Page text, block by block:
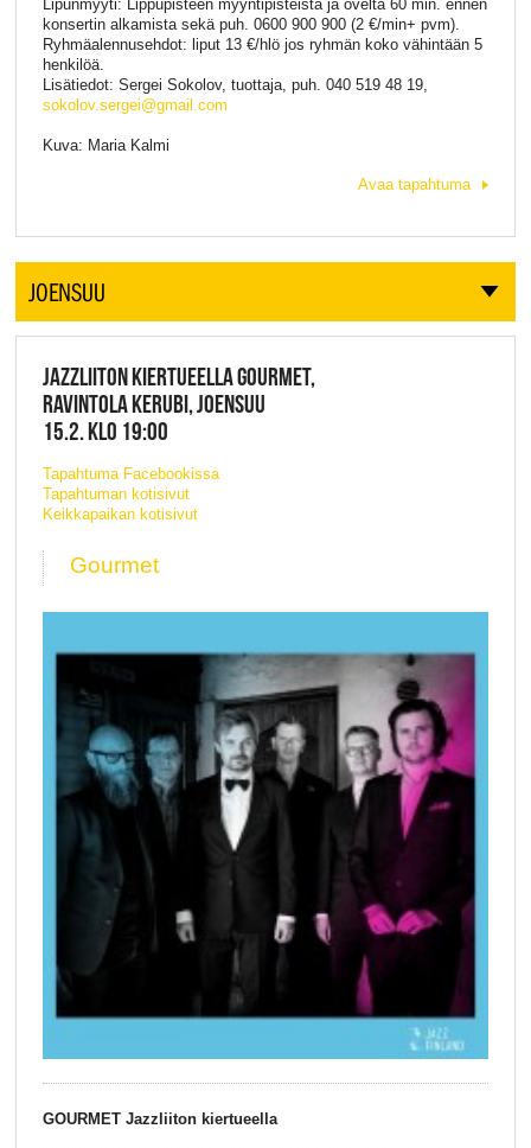
Lipunmyyti: Lippupisteen myyntipisteistä ja ovelta 60 min. ennen
konsertin alkamista sekä puh. 0600 900 900 (2 €/min+ pvm).
Ryhmäalennusehdot: liput 13 €/hlö jos ryhmän koko vähintään 5
henkilöä.
Lisätiedot: Sergei Sokolov, tuottaja, puh. 040 519 48 19,
sokolov.sergei@gmail.com
Kuva: Maria Kalmi
Avaa tapahtuma
JOENSUU
JAZZLIITON KIERTUEELLA GOURMET,
RAVINTOLA KERUBI, JOENSUU
15.2. KLO 19:00
Tapahtuma Facebookissa
Tapahtuman kotisivut
Keikkapaikan kotisivut
Gourmet
GOURMET Jazzliiton kiertueella